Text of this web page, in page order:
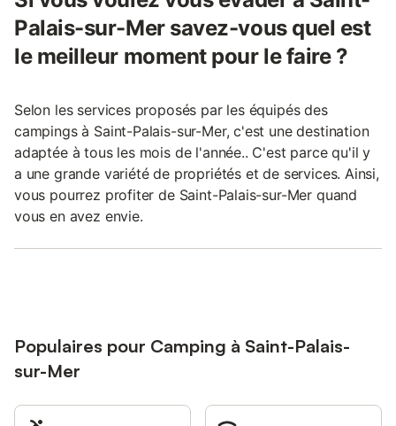
Palais-sur-Mer savez-vous quel est
le meilleur moment pour le faire ?
Selon les services proposés par les équipés des
campings à Saint-Palais-sur-Mer, c'est une destination
adaptée à tous les mois de l'année.. C'est parce qu'il y
a une grande variété de propriétés et de services. Ainsi,
vous pourrez profiter de Saint-Palais-sur-Mer quand
vous en avez envie.
Populaires pour Camping à Saint-Palais-
sur-Mer